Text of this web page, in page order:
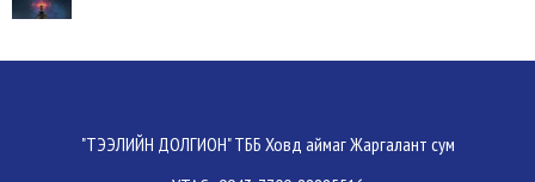
Аргын тооллын 8 сарын 4. Мягмар (Ангараг) гараг (2026) Ховд аймаг-8/3/2026
ХОВД АЙМАГ:08-р сарын 13-ныг хүртэлх 10 хоногийн цаг агаарын
урьдчилсан төлөв
"ТЭЭЛИЙН ДОЛГИОН" ТББ Ховд аймаг Жаргалант сум